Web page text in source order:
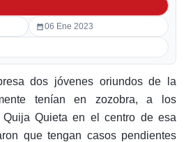
06 Ene 2023
dos jóvenes oriundos de la
tenían en zozobra, a los
Quieta en el centro de esa
que tengan casos pendientes